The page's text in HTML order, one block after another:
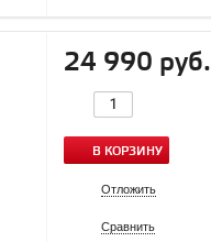
24 990 руб.
В КОРЗИНУ
Отложить
Сравнить